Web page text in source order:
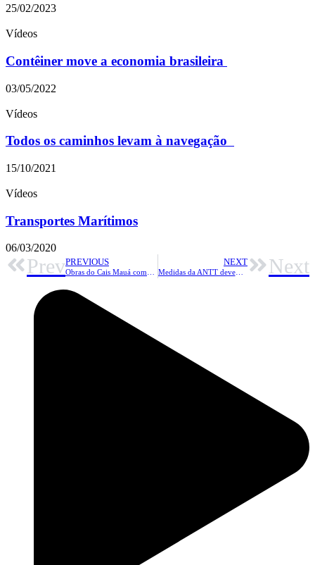
25/02/2023
Vídeos
Contêiner move a economia brasileira
03/05/2022
Vídeos
Todos os caminhos levam à navegação
15/10/2021
Vídeos
Transportes Marítimos
06/03/2020
PrevPREVIOUS NEXT
Medidas da ANTT devem reduzir custos no setor ferroviário – Folha de S. Paulo Next